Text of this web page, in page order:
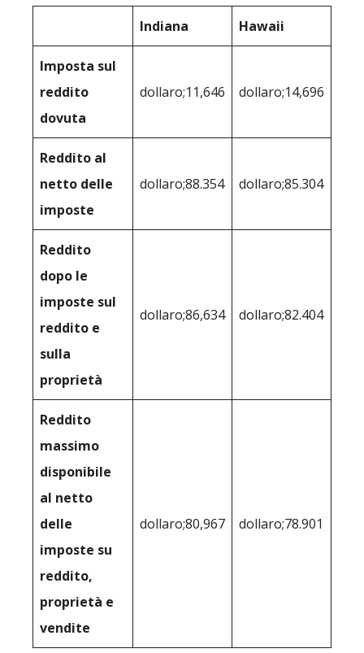
Indiana Hawaii
Imposta sul
reddito
dovuta
dollaro;11,646 dollaro;14,696
Reddito al
netto delle
imposte
dollaro;88.354 dollaro;85.304
Reddito
dopo le
imposte sul
reddito e
sulla
proprietà
dollaro;86,634 dollaro;82.404
Reddito
massimo
disponibile
al netto
delle
imposte su
reddito,
proprietà e
vendite
dollaro;80,967 dollaro;78.901